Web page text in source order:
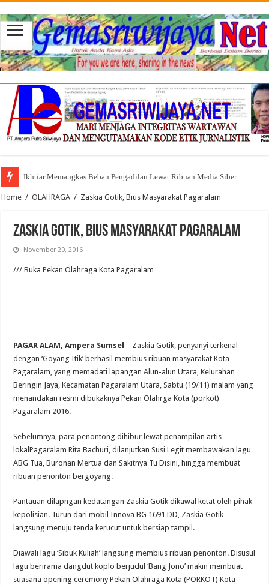
Ikhtiar Memangkas Beban Pengadilan Lewat Ribuan Media Siber
Home / OLAHRAGA / Zaskia Gotik, Bius Masyarakat Pagaralam
Zaskia Gotik, Bius Masyarakat Pagaralam
November 20, 2016
/// Buka Pekan Olahraga Kota Pagaralam
PAGAR ALAM, Ampera Sumsel – Zaskia Gotik, penyanyi terkenal
dengan ‘Goyang Itik’ berhasil membius ribuan masyarakat Kota
Pagaralam, yang memadati lapangan Alun-alun Utara, Kelurahan
Beringin Jaya, Kecamatan Pagaralam Utara, Sabtu (19/11) malam yang
menandakan resmi dibukaknya Pekan Olahrga Kota (porkot)
Pagaralam 2016.
Sebelumnya, para penontong dihibur lewat penampilan artis
lokalPagaralam Rita Bachuri, dilanjutkan Susi Legit membawakan lagu
ABG Tua, Buronan Mertua dan Sakitnya Tu Disini, hingga membuat
ribuan penonton bergoyang.
Pantauan dilapngan kedatangan Zaskia Gotik dikawal ketat oleh pihak
kepolisian. Turun dari mobil Innova BG 1691 DD, Zaskia Gotik
langsung menuju tenda kerucut untuk bersiap tampil.
Diawali lagu ‘Sibuk Kuliah’ langsung membius ribuan penonton. Disusul
lagu berirama dangdut koplo berjudul ‘Bang Jono’ makin membuat
suasana opening ceremony Pekan Olahraga Kota (PORKOT) Kota